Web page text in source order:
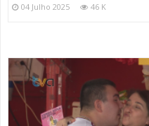
04 Julho 2025 46 K